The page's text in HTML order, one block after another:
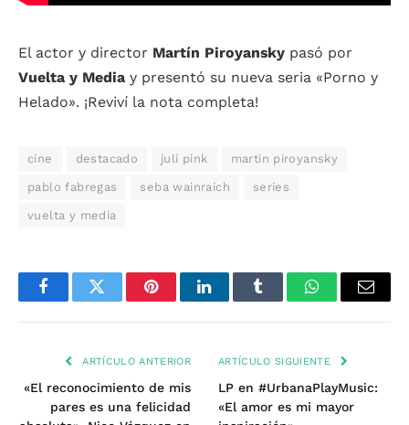
El actor y director Martín Piroyansky pasó por
Vuelta y Media y presentó su nueva seria «Porno y
Helado». ¡Reviví la nota completa!
cine destacado juli pink martin piroyansky
pablo fabregas seba wainraich series
vuelta y media
FacebookTwitter PinterestLinkedInTumblr WhatsAppEmail
ARTÍCULO ANTERIOR
«El reconocimiento de mis
pares es una felicidad
ARTÍCULO SIGUIENTE
LP en #UrbanaPlayMusic:
«El amor es mi mayor